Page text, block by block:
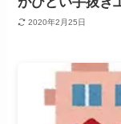
2020年2月25日